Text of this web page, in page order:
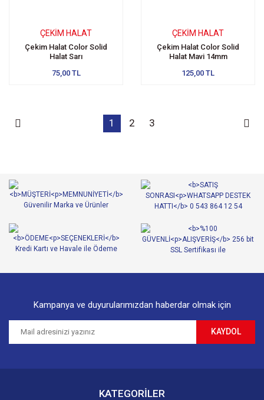
ÇEKIM HALAT
Çekim Halat Color Solid
Halat Sarı
75,00 TL
ÇEKIM HALAT
Çekim Halat Color Solid
Halat Mavi 14mm
125,00 TL
1 2 3
Kampanya ve duyurularımızdan haberdar olmak için
KAYDOL
KATEGORİLER